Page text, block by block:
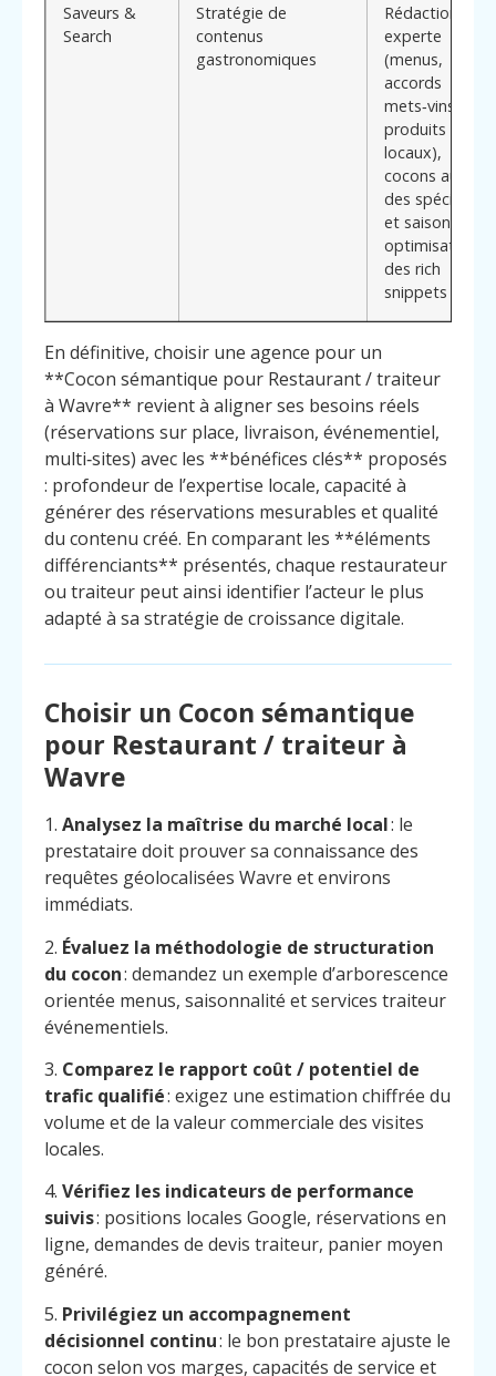
Contact
Saveurs &
Search
Stratégie de
contenus
gastronomiques
Rédaction
experte
(menus,
accords
mets‑vins,
produits
locaux),
cocons autour
des spécialités
et saisons,
optimisation
des rich
snippets
En définitive, choisir une agence pour un
**Cocon sémantique pour Restaurant / traiteur
à Wavre** revient à aligner ses besoins réels
(réservations sur place, livraison, événementiel,
multi‑sites) avec les **bénéfices clés** proposés
: profondeur de l’expertise locale, capacité à
générer des réservations mesurables et qualité
du contenu créé. En comparant les **éléments
différenciants** présentés, chaque restaurateur
ou traiteur peut ainsi identifier l’acteur le plus
adapté à sa stratégie de croissance digitale.
Choisir un Cocon sémantique
pour Restaurant / traiteur à
Wavre
1. Analysez la maîtrise du marché local: le
prestataire doit prouver sa connaissance des
requêtes géolocalisées Wavre et environs
immédiats.
2. Évaluez la méthodologie de structuration
du cocon: demandez un exemple d’arborescence
orientée menus, saisonnalité et services traiteur
événementiels.
3. Comparez le rapport coût / potentiel de
trafic qualifié: exigez une estimation chiffrée du
volume et de la valeur commerciale des visites
locales.
4. Vérifiez les indicateurs de performance
suivis: positions locales Google, réservations en
ligne, demandes de devis traiteur, panier moyen
généré.
5. Privilégiez un accompagnement
décisionnel continu: le bon prestataire ajuste le
cocon selon vos marges, capacités de service et